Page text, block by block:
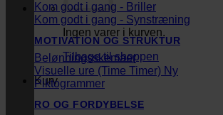
Ingen varer i kurven.
Tilbage til shoppen
Kurv
Kom godt i gang - Briller
Kom godt i gang - Synstræning
MOTIVATION OG STRUKTUR
Belønningsskemaer
Visuelle ure (Time Timer)
Piktogrammer
RO OG FORDYBELSE